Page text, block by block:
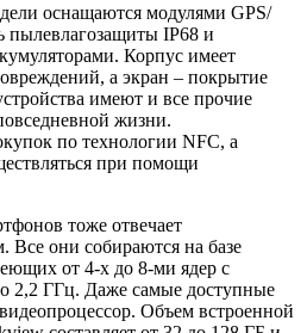
оснащаются модулями GPS/
IP68 и
Корпус имеет
а экран – покрытие
имеют и все прочие
жизни.
по технологии NFC, а
при помощи
тоже отвечает
Все они собираются на базе
от 4-х до 8-ми ядер с
2,2 ГГц. Даже самые доступные
Объем встроенной